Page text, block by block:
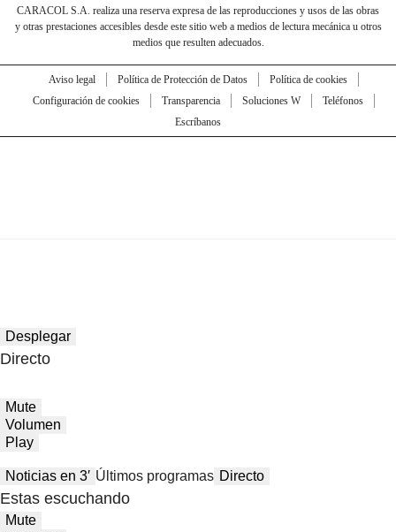
CARACOL S.A. realiza una reserva expresa de las reproducciones y usos de las obras
y otras prestaciones accesibles desde este sitio web a medios de lectura mecánica u otros
medios que resulten adecuados.
Aviso legal Política de Protección de Datos
Política de cookies
Configuración de cookies
Transparencia Soluciones W
Teléfonos
Escríbanos
Desplegar
Directo
Mute
Volumen
Play
Noticias en 3′ Últimos programas Directo
Estas escuchando
Mute